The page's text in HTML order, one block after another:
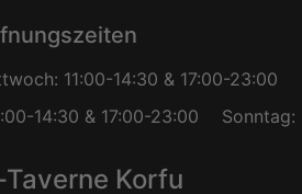
11:00-14:30 & 17:00-23:00
14:30 & 17:00-23:00 Sonntag:
Korfu